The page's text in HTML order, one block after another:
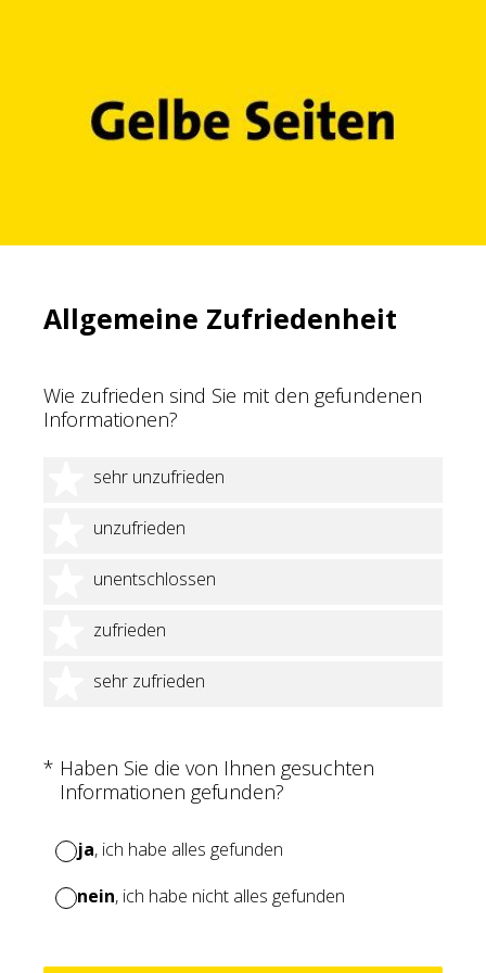
Allgemeine Zufriedenheit
Wie zufrieden sind Sie mit den gefundenen
Informationen?
sehr unzufrieden
1 Stern
unzufrieden
2 Sterne
unentschlossen
3 Sterne
zufrieden
4 Sterne
sehr zufrieden
5 Sterne
* Haben Sie die von Ihnen gesuchten
Informationen gefunden?
(Erforderlich.)
ja, ich habe alles gefunden
nein, ich habe nicht alles gefunden